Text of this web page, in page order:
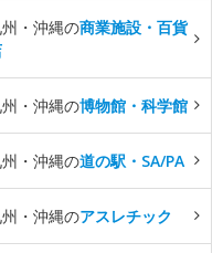
・沖縄の商業施設・百貨
・沖縄の博物館・科学館
・沖縄の道の駅・SA/PA
・沖縄のアスレチック